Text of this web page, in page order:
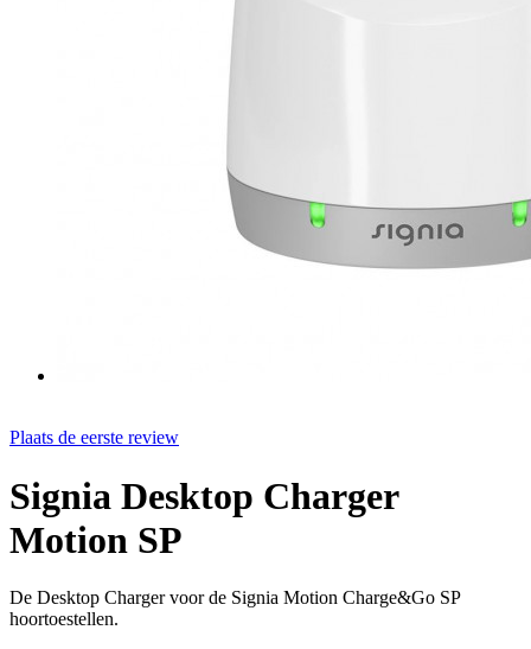
Plaats de eerste review
Signia Desktop Charger
Motion SP
De Desktop Charger voor de Signia Motion Charge&Go SP
hoortoestellen.